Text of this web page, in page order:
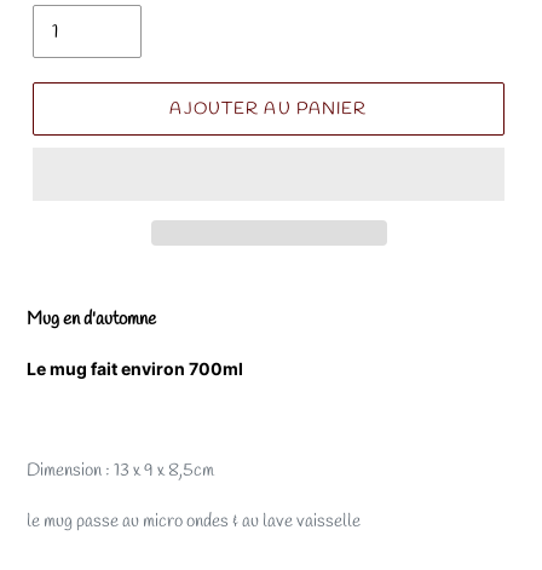
AJOUTER AU PANIER
Mug en d'automne
Le mug fait environ 700ml
Dimension : 13 x 9 x 8,5cm
le mug passe au micro ondes & au lave vaisselle